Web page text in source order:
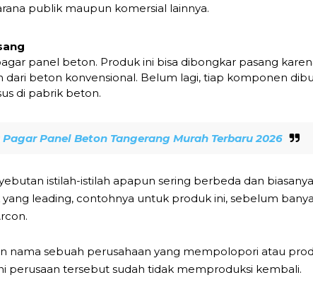
publik maupun komersial lainnya.
panel beton. Produk ini bisa dibongkar pasang
dari beton konvensional. Belum lagi, tiap komponen
di pabrik beton.
Panel Beton Tangerang Murah Terbaru 2026
istilah-istilah apapun sering berbeda dan
leading, contohnya untuk produk ini, sebelum
nama sebuah perusahaan yang mempolopori atau
perusaan tersebut sudah tidak memproduksi kembali.